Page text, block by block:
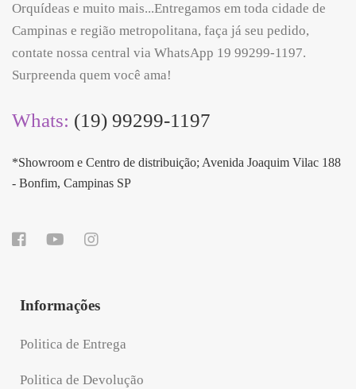
Orquídeas e muito mais...Entregamos em toda cidade de
Campinas e região metropolitana, faça já seu pedido,
contate nossa central via WhatsApp 19 99299-1197.
Surpreenda quem você ama!
Whats: (19) 99299-1197
*Showroom e Centro de distribuição; Avenida Joaquim Vilac 188
- Bonfim, Campinas SP
Informações
Politica de Entrega
Politica de Devolução